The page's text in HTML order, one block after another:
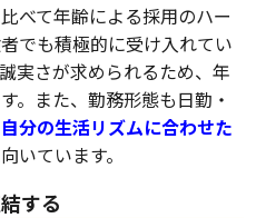
べて年齢による採用のハー
でも積極的に受け入れてい
実さが求められるため、年
。また、勤務形態も日勤・
自分の生活リズムに合わせた
いています。
する